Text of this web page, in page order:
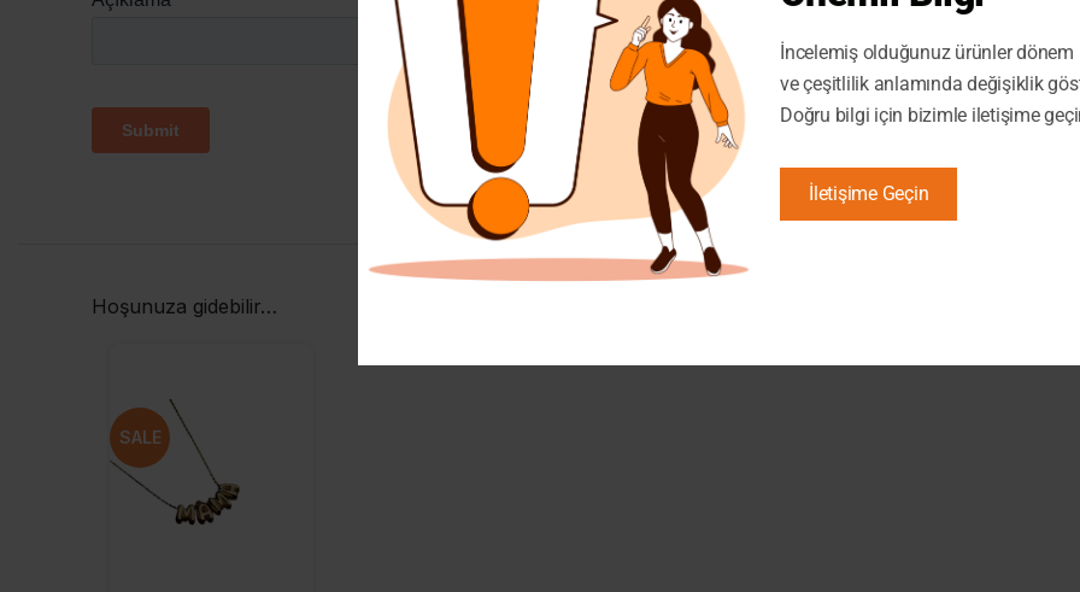
Hoşunuza gidebilir…
SALE
İncelemiş olduğunuz ürünler dönem
ve çeşitlilik anlamında değişiklik
Doğru bilgi için bizimle iletişime
İletişime Geçin